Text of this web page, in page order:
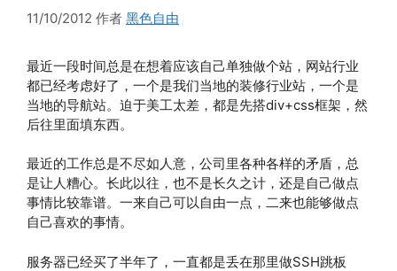
11/10/2012 作者 黑色自由
最近一段时间总是在想着应该自己单独做个站，网站行业
都已经考虑好了，一个是我们当地的装修行业站，一个是
当地的导航站。迫于美工太差，都是先搭div+css框架，然
后往里面填东西。
最近的工作总是不尽如人意，公司里各种各样的矛盾，总
是让人糟心。长此以往，也不是长久之计，还是自己做点
事情比较靠谱。一来自己可以自由一点，二来也能够做点
自己喜欢的事情。
服务器已经买了半年了，一直都是丢在那里做SSH跳板